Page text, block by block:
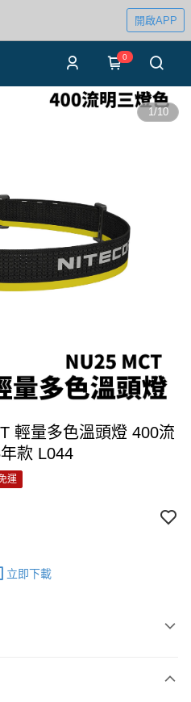
開啟APP
0
1/10
輕量多色溫頭燈 400流
明 透氣頭帶 最新2025年款 L044
運
立即下載